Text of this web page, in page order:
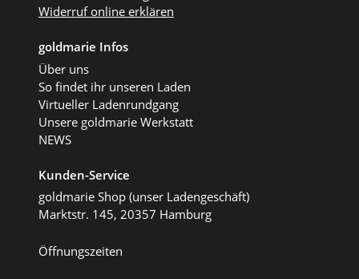
Widerruf online erklären
goldmarie Infos
Über uns
So findet ihr unseren Laden
Virtueller Ladenrundgang
Unsere goldmarie Werkstatt
NEWS
Kunden-Service
goldmarie Shop (unser Ladengeschäft)
Marktstr. 145, 20357 Hamburg
Öffnungszeiten